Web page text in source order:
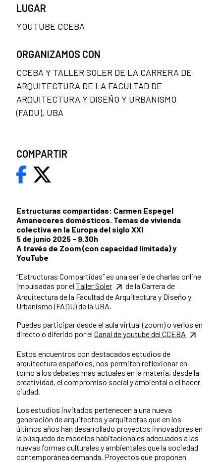
Estructuras compartidas: Carmen Espegel
Amaneceres domésticos. Temas de vivienda
colectiva en la Europa del siglo XXI
5 de junio 2025 - 9.30h
A través de Zoom (con capacidad limitada) y
YouTube
“Estructuras Compartidas” es una serie de charlas online
impulsadas por el Taller Soler
de la Carrera de
Arquitectura de la Facultad de Arquitectura y Diseño y
Urbanismo (FADU) de la UBA.
Puedes participar desde el aula virtual (zoom) o verlos en
directo o diferido por el Canal de youtube del CCEBA
Estos encuentros con destacados estudios de
arquitectura españoles, nos permiten reflexionar en
torno a los debates más actuales en la materia, desde la
creatividad, el compromiso social y ambiental o el hacer
ciudad.
Los estudios invitados pertenecen a una nueva
generación de arquitectos y arquitectas que en los
últimos años han desarrollado proyectos innovadores en
la búsqueda de modelos habitacionales adecuados a las
nuevas formas culturales y ambientales que la sociedad
contemporánea demanda. Proyectos que proponen
LUGAR
YOUTUBE CCEBA
ORGANIZAMOS CON
CCEBA Y TALLER SOLER DE LA CARRERA DE
ARQUITECTURA DE LA FACULTAD DE
ARQUITECTURA Y DISEÑO Y URBANISMO
(FADU), UBA
COMPARTIR